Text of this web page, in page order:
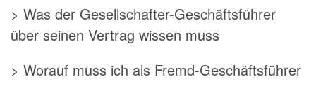
> Was der Gesellschafter-Geschäftsführer
über seinen Vertrag wissen muss
> Worauf muss ich als Fremd-Geschäftsführer